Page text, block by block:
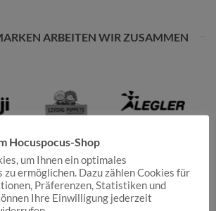
ARBEITEN WIR ZUSAMMEN
Hocuspocus-Shop
um Ihnen ein optimales
zu ermöglichen. Dazu zählen Cookies für
Präferenzen, Statistiken und
Ihre Einwilligung jederzeit